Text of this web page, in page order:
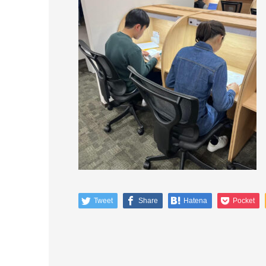
Tweet Share Hatena Pocket